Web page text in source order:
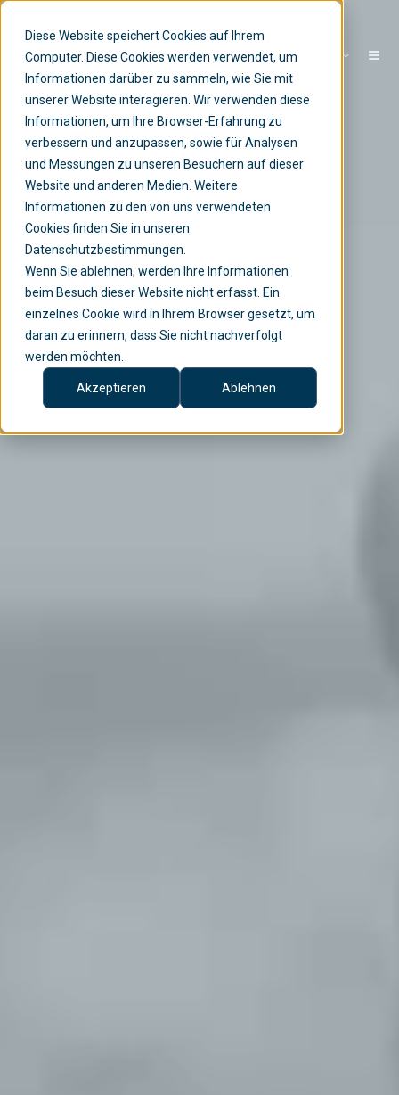
Diese Website speichert Cookies auf Ihrem
Computer. Diese Cookies werden verwendet, um
Informationen darüber zu sammeln, wie Sie mit
unserer Website interagieren. Wir verwenden diese
Informationen, um Ihre Browser-Erfahrung zu
verbessern und anzupassen, sowie für Analysen
und Messungen zu unseren Besuchern auf dieser
Website und anderen Medien. Weitere
Informationen zu den von uns verwendeten
Cookies finden Sie in unseren
Datenschutzbestimmungen.
Wenn Sie ablehnen, werden Ihre Informationen
beim Besuch dieser Website nicht erfasst. Ein
einzelnes Cookie wird in Ihrem Browser gesetzt, um
daran zu erinnern, dass Sie nicht nachverfolgt
werden möchten.
Akzeptieren Ablehnen